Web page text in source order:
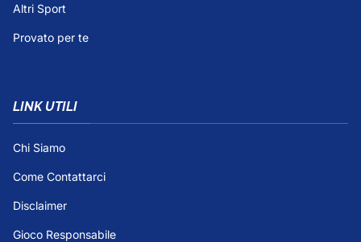
Altri Sport
Provato per te
LINK UTILI
Chi Siamo
Come Contattarci
Disclaimer
Gioco Responsabile